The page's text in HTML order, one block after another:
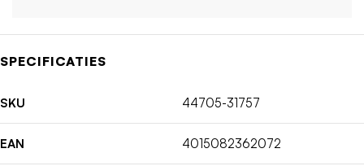
SPECIFICATIES
SKU 44705-31757
EAN 4015082362072